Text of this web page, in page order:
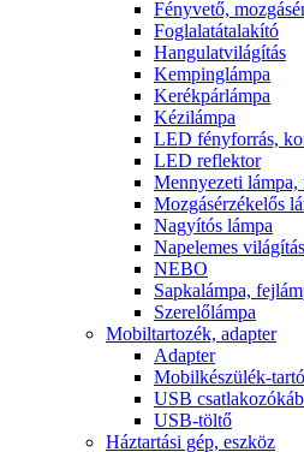
Fényvető,
Foglalatátalakító
Hangulatvilágítás
Kempinglámpa
Kerékpárlámpa
Kézilámpa
LED fényforrás,
LED reflektor
Mennyezeti lámpa,
Mozgásérzékelős
Nagyítós lámpa
Napelemes világítás
NEBO
Sapkalámpa,
Szerelőlámpa
Mobiltartozék, adapter
Adapter
Mobilkészülék-tartó
USB
USB-töltő
Háztartási gép, eszköz